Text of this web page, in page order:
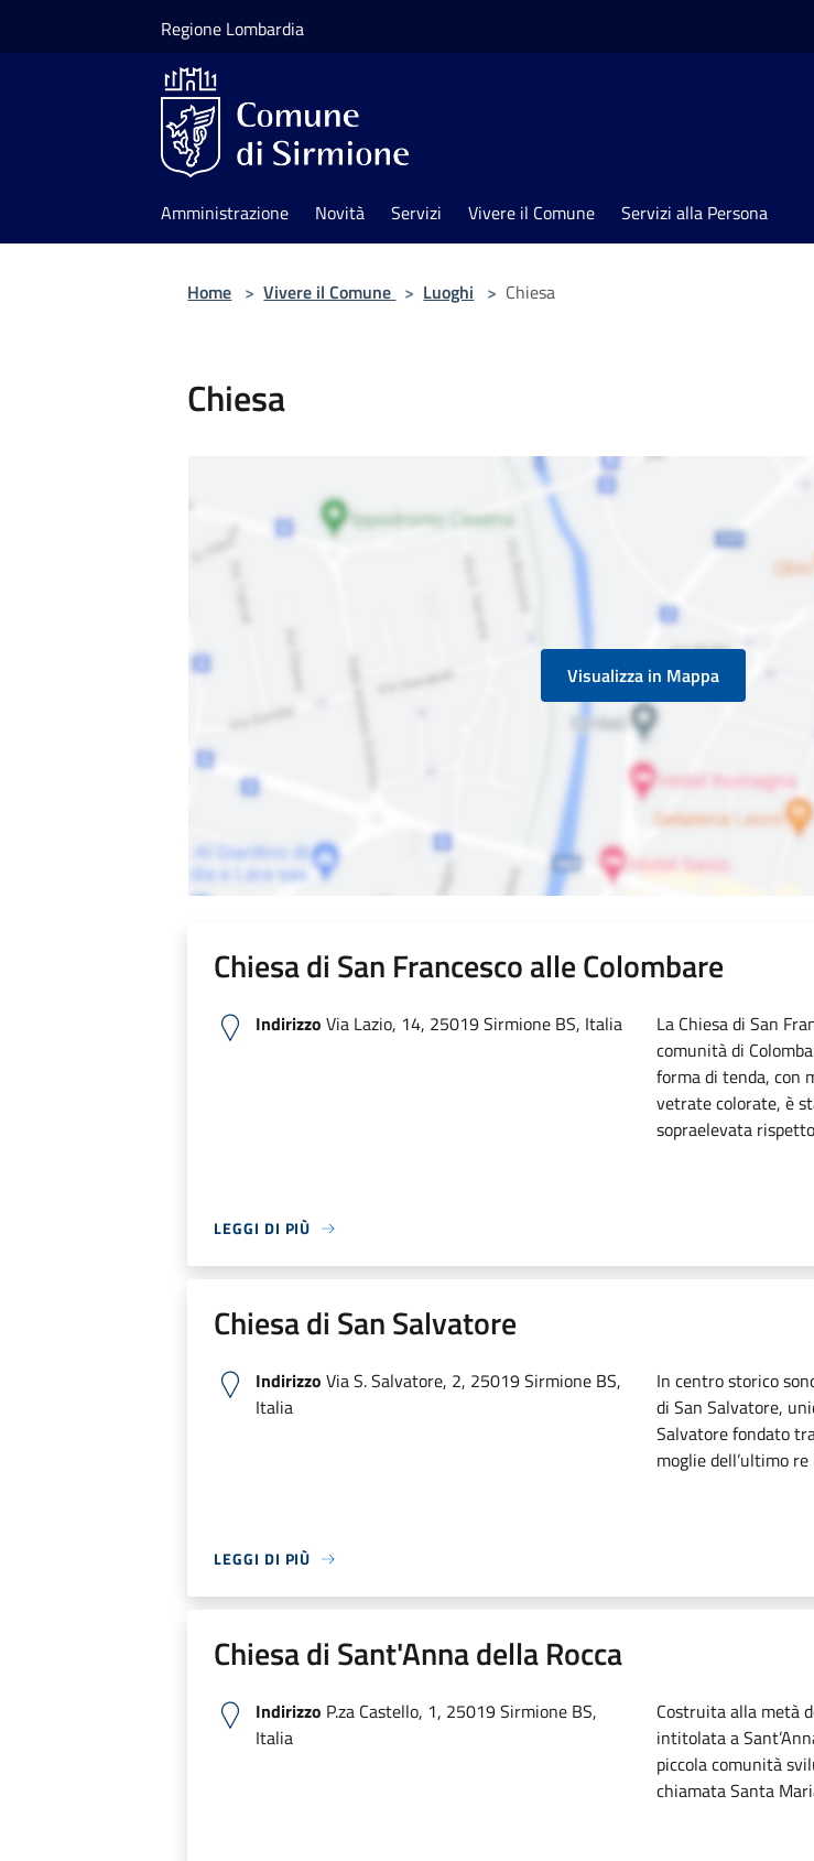
Regione Lombardia
Amministrazione Novità Servizi Vivere il Comune Servizi alla Persona
Home > Vivere il Comune > Luoghi > Chiesa
Chiesa
Visualizza in Mappa
Chiesa di San Francesco alle Colombare
Indirizzo Via Lazio, 14, 25019 Sirmione BS, Italia
La Chiesa di San
comunità di
forma di tenda, con
vetrate colorate, è
sopraelevata
LEGGI DI PIÙ
Chiesa di San Salvatore
Indirizzo Via S. Salvatore, 2, 25019 Sirmione BS,
Italia
In centro storico
di San Salvatore,
Salvatore fondato
moglie dell’ultimo
LEGGI DI PIÙ
Chiesa di Sant'Anna della Rocca
Indirizzo P.za Castello, 1, 25019 Sirmione BS,
Italia
Costruita alla metà
intitolata a
piccola comunità
chiamata Santa